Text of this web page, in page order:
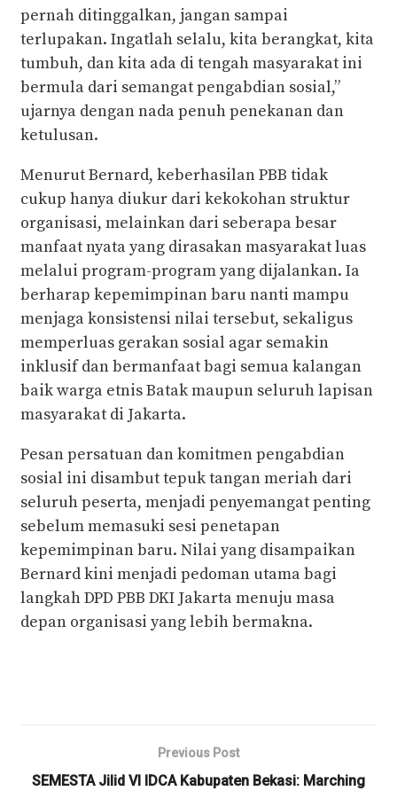
pernah ditinggalkan, jangan sampai
terlupakan. Ingatlah selalu, kita berangkat, kita
tumbuh, dan kita ada di tengah masyarakat ini
bermula dari semangat pengabdian sosial,”
ujarnya dengan nada penuh penekanan dan
ketulusan.
Menurut Bernard, keberhasilan PBB tidak
cukup hanya diukur dari kekokohan struktur
organisasi, melainkan dari seberapa besar
manfaat nyata yang dirasakan masyarakat luas
melalui program-program yang dijalankan. Ia
berharap kepemimpinan baru nanti mampu
menjaga konsistensi nilai tersebut, sekaligus
memperluas gerakan sosial agar semakin
inklusif dan bermanfaat bagi semua kalangan
baik warga etnis Batak maupun seluruh lapisan
masyarakat di Jakarta.
Pesan persatuan dan komitmen pengabdian
sosial ini disambut tepuk tangan meriah dari
seluruh peserta, menjadi penyemangat penting
sebelum memasuki sesi penetapan
kepemimpinan baru. Nilai yang disampaikan
Bernard kini menjadi pedoman utama bagi
langkah DPD PBB DKI Jakarta menuju masa
depan organisasi yang lebih bermakna.
Previous Post
SEMESTA Jilid VI IDCA Kabupaten Bekasi: Marching